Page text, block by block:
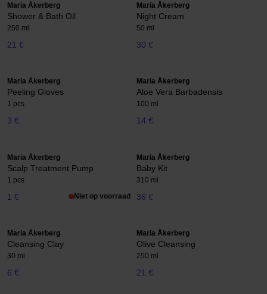
Maria Åkerberg
Shower & Bath Oil
250 ml
21 €
Maria Åkerberg
Night Cream
50 ml
30 €
Maria Åkerberg
Peeling Gloves
1 pcs
3 €
Maria Åkerberg
Aloe Vera Barbadensis
100 ml
14 €
Maria Åkerberg
Scalp Treatment Pump
1 pcs
1 € Niet op voorraad
Maria Åkerberg
Baby Kit
310 ml
36 €
Maria Åkerberg
Cleansing Clay
30 ml
6 €
Maria Åkerberg
Olive Cleansing
250 ml
21 €